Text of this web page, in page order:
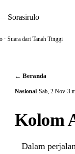
Sorasirulo
· Suara dari Tanah Tinggi
← Beranda
Nasional·Sab, 2 Nov·3
Kolom
Dalam